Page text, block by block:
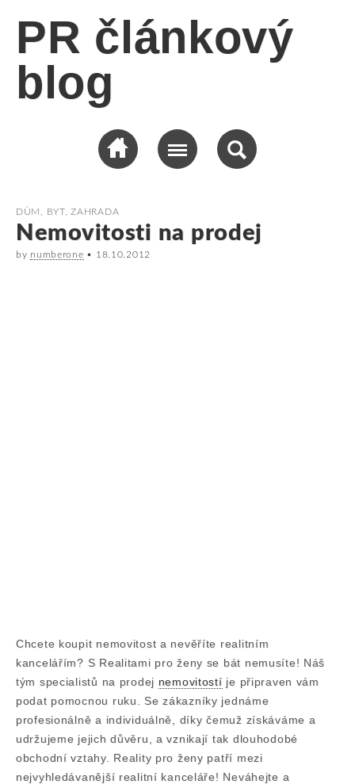
PR článkový
blog
DŮM, BYT, ZAHRADA
Nemovitosti na prodej
by numberone • 18.10.2012
Chcete koupit nemovitost a nevěříte realitním
kancelářím? S Realitami pro ženy se bát nemusíte! Náš
tým specialistů na prodej nemovitostí je připraven vám
podat pomocnou ruku. Se zákazníky jednáme
profesionálně a individuálně, díky čemuž získáváme a
udržujeme jejich důvěru, a vznikají tak dlouhodobé
obchodní vztahy. Reality pro ženy patří mezi
nejvyhledávanější realitní kanceláře! Neváhejte a